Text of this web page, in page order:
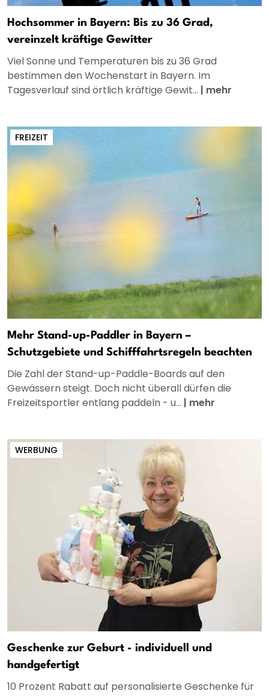
Hochsommer in Bayern: Bis zu 36 Grad,
vereinzelt kräftige Gewitter
Viel Sonne und Temperaturen bis zu 36 Grad
bestimmen den Wochenstart in Bayern. Im
Tagesverlauf sind örtlich kräftige Gewit... | mehr
FREIZEIT
Mehr Stand-up-Paddler in Bayern –
Schutzgebiete und Schifffahrtsregeln beachten
Die Zahl der Stand-up-Paddle-Boards auf den
Gewässern steigt. Doch nicht überall dürfen die
Freizeitsportler entlang paddeln - u... | mehr
WERBUNG
Geschenke zur Geburt - individuell und
handgefertigt
10 Prozent Rabatt auf personalisierte Geschenke für